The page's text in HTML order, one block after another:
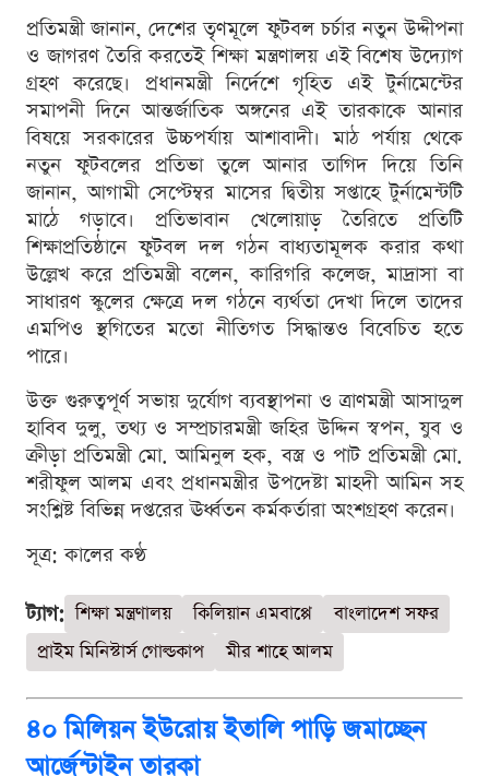
প্রতিমন্ত্রী জানান, দেশের তৃণমূলে ফুটবল চর্চার নতুন উদ্দীপনা
ও জাগরণ তৈরি করতেই শিক্ষা মন্ত্রণালয় এই বিশেষ উদ্যোগ
গ্রহণ করেছে। প্রধানমন্ত্রী নির্দেশে গৃহিত এই টুর্নামেন্টের
সমাপনী দিনে আন্তর্জাতিক অঙ্গনের এই তারকাকে আনার
বিষয়ে সরকারের উচ্চপর্যায় আশাবাদী। মাঠ পর্যায় থেকে
নতুন ফুটবলের প্রতিভা তুলে আনার তাগিদ দিয়ে তিনি
জানান, আগামী সেপ্টেম্বর মাসের দ্বিতীয় সপ্তাহে টুর্নামেন্টটি
মাঠে গড়াবে। প্রতিভাবান খেলোয়াড় তৈরিতে প্রতিটি
শিক্ষাপ্রতিষ্ঠানে ফুটবল দল গঠন বাধ্যতামূলক করার কথা
উল্লেখ করে প্রতিমন্ত্রী বলেন, কারিগরি কলেজ, মাদ্রাসা বা
সাধারণ স্কুলের ক্ষেত্রে দল গঠনে ব্যর্থতা দেখা দিলে তাদের
এমপিও স্থগিতের মতো নীতিগত সিদ্ধান্তও বিবেচিত হতে
পারে।
উক্ত গুরুত্বপূর্ণ সভায় দুর্যোগ ব্যবস্থাপনা ও ত্রাণমন্ত্রী আসাদুল
হাবিব দুলু, তথ্য ও সম্প্রচারমন্ত্রী জহির উদ্দিন স্বপন, যুব ও
ক্রীড়া প্রতিমন্ত্রী মো. আমিনুল হক, বস্ত্র ও পাট প্রতিমন্ত্রী মো.
শরীফুল আলম এবং প্রধানমন্ত্রীর উপদেষ্টা মাহদী আমিন সহ
সংশ্লিষ্ট বিভিন্ন দপ্তরের ঊর্ধ্বতন কর্মকর্তারা অংশগ্রহণ করেন।
সূত্র: কালের কণ্ঠ
ট্যাগ: শিক্ষা মন্ত্রণালয় কিলিয়ান এমবাপ্পে
বাংলাদেশ সফর
প্রাইম মিনিস্টার্স গোল্ডকাপ
মীর শাহে আলম
৪০ মিলিয়ন ইউরোয় ইতালি পাড়ি জমাচ্ছেন
আর্জেন্টাইন তারকা